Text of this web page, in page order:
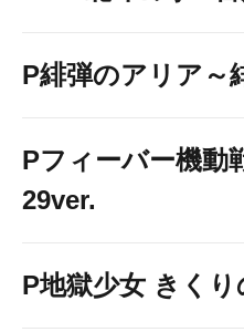
P緋弾のアリア～
Pフィーバー機動
29ver.
P地獄少女 きく